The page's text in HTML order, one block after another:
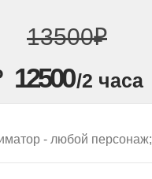
13500₽
12500/2 часа
- любой персонаж;